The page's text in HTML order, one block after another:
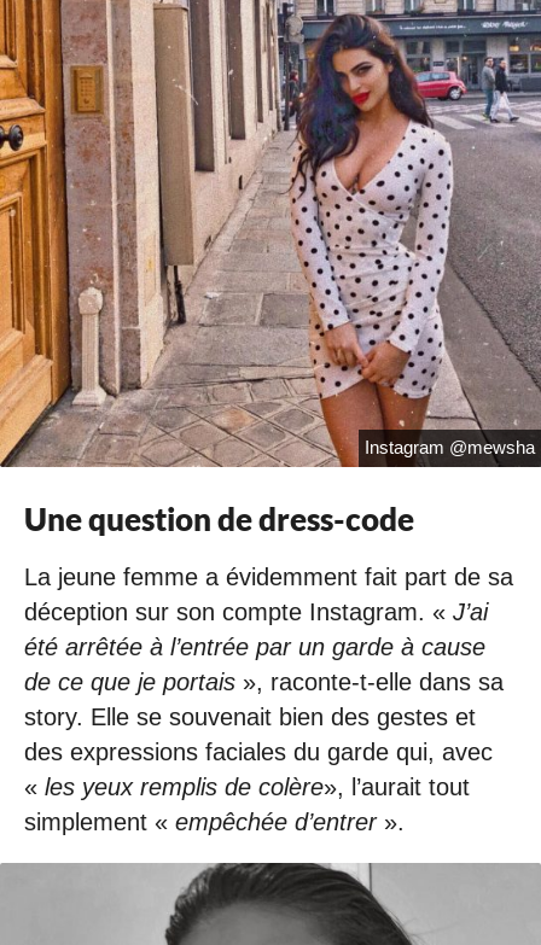
Instagram @mewsha
Une question de dress-code
La jeune femme a évidemment fait part de sa
déception sur son compte Instagram. « J’ai
été arrêtée à l’entrée par un garde à cause
de ce que je portais », raconte-t-elle dans sa
story. Elle se souvenait bien des gestes et
des expressions faciales du garde qui, avec
« les yeux remplis de colère», l’aurait tout
simplement « empêchée d’entrer».